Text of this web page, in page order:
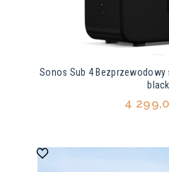
Sonos Sub 4
black
4